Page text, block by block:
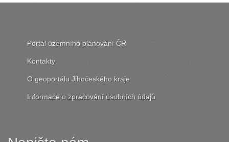
Portál územního plánování ČR
Kontakty
O geoportálu Jihočeského kraje
Informace o zpracování osobních údajů